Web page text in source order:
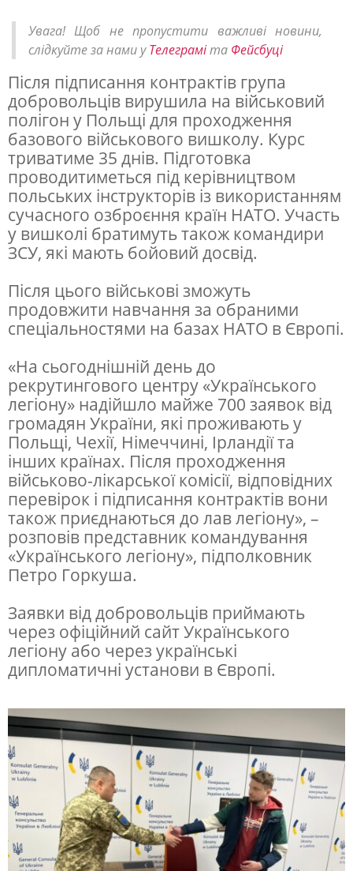
о
б
р
о
в
о
л
ь
ц
і
«
У
к
р
а
ї
н
с
ь
к
о
о
л
е
і
о
н
у
»
п
Увага! Щоб не пропустити важливі новини,
слідкуйте за нами уТелеграміта Фейсбуці
Після підписання контрактів група
добровольців вирушила на військовий
полігон у Польщі для проходження
базового військового вишколу. Курс
триватиме 35 днів. Підготовка
проводитиметься під керівництвом
польських інструкторів із використанням
сучасного озброєння країн НАТО. Участь
у вишколі братимуть також командири
ЗСУ, які мають бойовий досвід.
Після цього військові зможуть
продовжити навчання за обраними
спеціальностями на базах НАТО в Європі.
«На сьогоднішній день до
рекрутингового центру «Українського
легіону» надійшло майже 700 заявок від
громадян України, які проживають у
Польщі, Чехії, Німеччині, Ірландії та
інших країнах. Після проходження
військово-лікарської комісії, відповідних
перевірок і підписання контрактів вони
також приєднаються до лав легіону», –
розповів представник командування
«Українського легіону», підполковник
Петро Горкуша.
Заявки від добровольців приймають
через офіційний сайт Українського
легіону або через українські
дипломатичні установи в Європі.